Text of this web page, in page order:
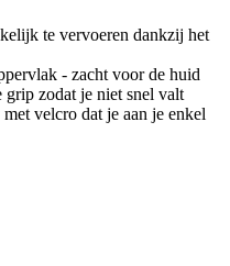
te vervoeren dankzij het
- zacht voor de huid
grip zodat je niet snel valt
velcro dat je aan je enkel